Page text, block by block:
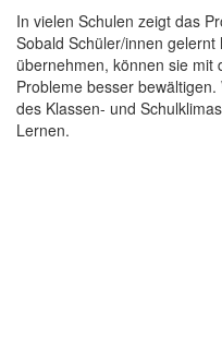
In vielen Schulen zeigt das
Sobald Schüler/innen
übernehmen, können sie mit
Probleme besser
des Klassen- und
Lernen.